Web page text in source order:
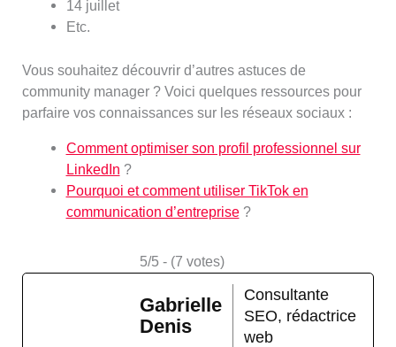
14 juillet
Etc.
Vous souhaitez découvrir d’autres astuces de
community manager ? Voici quelques ressources pour
parfaire vos connaissances sur les réseaux sociaux :
Comment optimiser son profil professionnel sur
LinkedIn ?
Pourquoi et comment utiliser TikTok en
communication d’entreprise?
5/5 - (7 votes)
Gabrielle
Denis
Consultante
SEO, rédactrice
web